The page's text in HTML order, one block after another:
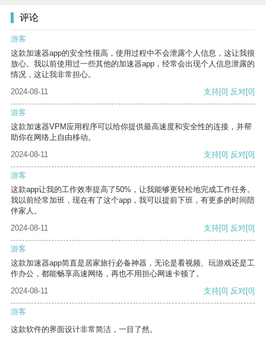
评论
游客
这款加速器app的安全性很高，使用过程中不会泄露个人信息，这让我很
放心。我以前使用过一些其他的加速器app，经常会出现个人信息泄露的
情况，这让我非常担心。
2024-08-11
支持[0] 反对[0]
游客
这款加速器VPM应用程序可以给你提供最高速度和安全性的连接，并帮
助你在网络上自由移动。
2024-08-11
支持[0] 反对[0]
游客
这款app让我的工作效率提高了50%，让我能够更轻松地完成工作任务。
我以前经常加班，现在有了这个app，我可以提前下班，有更多的时间陪
伴家人。
2024-08-11
支持[0] 反对[0]
游客
这款加速器app简直是居家旅行必备神器，无论是看视频、玩游戏还是工
作办公，都能畅享高速网络，再也不用担心网速卡顿了。
2024-08-11
支持[0] 反对[0]
游客
这款软件的界面设计非常简洁，一目了然。